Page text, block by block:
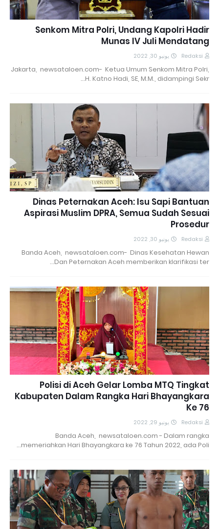
Senkom Mitra Polri, Undang Kapolri Hadir
Munas IV Juli Mendatang
Redaksi يونيو 30, 2022
Jakarta, newsataloen.com- Ketua Umum Senkom Mitra Polri,
H. Katno Hadi, SE, M.M., didampingi Sekr…
Dinas Peternakan Aceh: Isu Sapi Bantuan
Aspirasi Muslim DPRA, Semua Sudah Sesuai
Prosedur
Redaksi يونيو 30, 2022
Banda Aceh, newsataloen.com- Dinas Kesehatan Hewan
Dan Peternakan Aceh memberikan klarifikasi ter…
Polisi di Aceh Gelar Lomba MTQ Tingkat
Kabupaten Dalam Rangka Hari Bhayangkara
Ke 76
Redaksi يونيو 29, 2022
Banda Aceh, newsataloen.com - Dalam rangka
memeriahkan Hari Bhayangkara ke 76 Tahun 2022, ada Poli…